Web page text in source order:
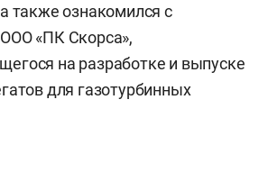
также ознакомился с
«ПК Скорса»,
на разработке и выпуске
для газотурбинных